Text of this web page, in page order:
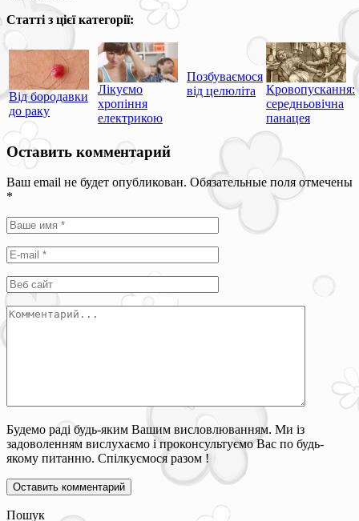
Статті з цієї категорії:
Від бородавки
до раку
Лікуємо
хропіння
електрикою
Позбуваємося
від целюліта
Кровопускання:
середньовічна
панацея
Оставить комментарий
Ваш email не будет опубликован. Обязательные поля отмечены
*
Будемо раді будь-яким Вашим висловлюванням. Ми із
задоволенням вислухаємо і проконсультуємо Вас по будь-
якому питанню. Спілкуємося разом !
Пошук